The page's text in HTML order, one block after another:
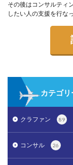
その後はコンサルティ
したい人の支援を行な
カテゴリ
クラファン 89
コンサル 26